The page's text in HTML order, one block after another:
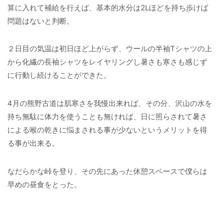
算に入れて補給を行えば、基本的水分は2Lほどを持ち歩けば
問題はないと判断。
２日目の気温は初日ほど上がらず、ウールの半袖Tシャツの上
から化繊の長袖シャツをレイヤリングし暑さも寒さも感じず
に行動し続けることができた。
4月の熊野古道は肌寒さを我慢出来れば、その分、沢山の水を
持ち無駄に体力を使うことも無ければ、日に照らされて暑さ
による喉の乾きに悩まされる事が少ないというメリットを得
る事が出来る。
なだらかな峠を登り、その先にあった休憩スペースで僕らは
早めの昼食をとった。